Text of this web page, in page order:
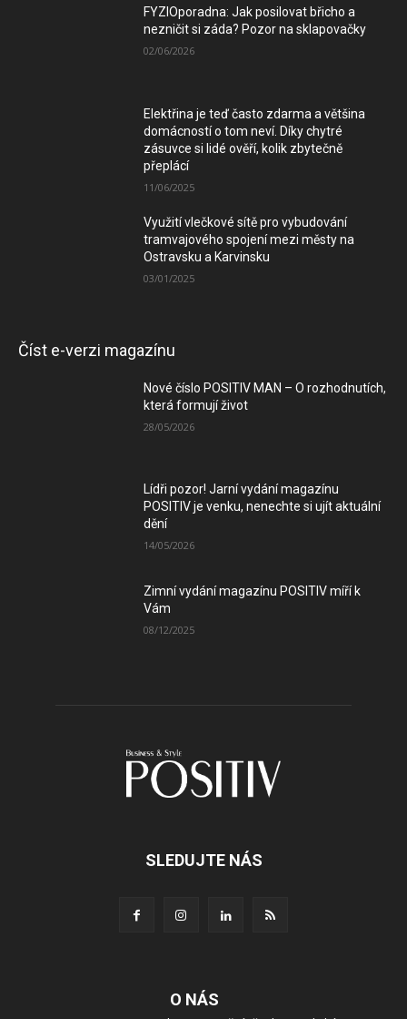
FYZIOporadna: Jak posilovat břicho a
nezničit si záda? Pozor na sklapovačky
02/06/2026
Elektřina je teď často zdarma a většina
domácností o tom neví. Díky chytré
zásuvce si lidé ověří, kolik zbytečně
přeplácí
11/06/2025
Využití vlečkové sítě pro vybudování
tramvajového spojení mezi městy na
Ostravsku a Karvinsku
03/01/2025
Číst e-verzi magazínu
Nové číslo POSITIV MAN – O rozhodnutích,
která formují život
28/05/2026
Lídři pozor! Jarní vydání magazínu
POSITIV je venku, nenechte si ujít aktuální
dění
14/05/2026
Zimní vydání magazínu POSITIV míří k
Vám
08/12/2025
SLEDUJTE NÁS
O NÁS